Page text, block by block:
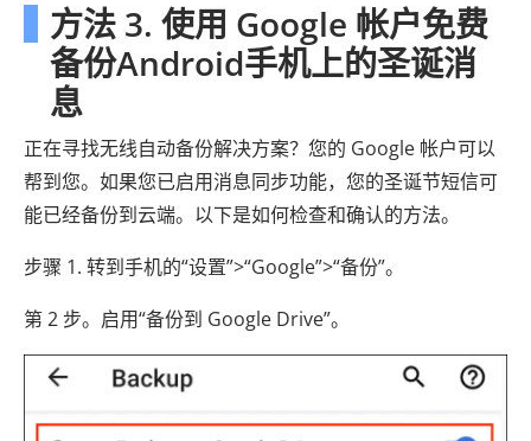
方法 3. 使用 Google 帐户免费
备份Android手机上的圣诞消
息
正在寻找无线自动备份解决方案？您的 Google 帐户可以
帮到您。如果您已启用消息同步功能，您的圣诞节短信可
能已经备份到云端。以下是如何检查和确认的方法。
步骤 1. 转到手机的“设置”>“Google”>“备份”。
第 2 步。启用“备份到 Google Drive”。